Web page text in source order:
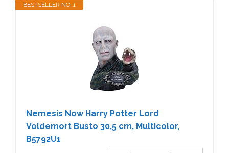
BESTSELLER NO. 1
Nemesis Now Harry Potter Lord
Voldemort Busto 30,5 cm, Multicolor,
B5792U1